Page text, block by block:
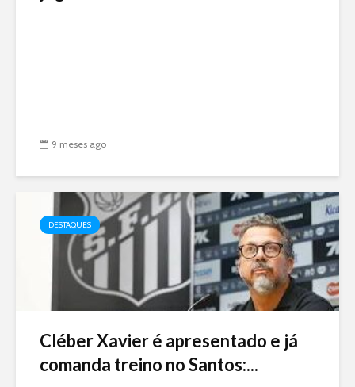
9 meses ago
DESTAQUES
Cléber Xavier é apresentado e já
comanda treino no Santos:...